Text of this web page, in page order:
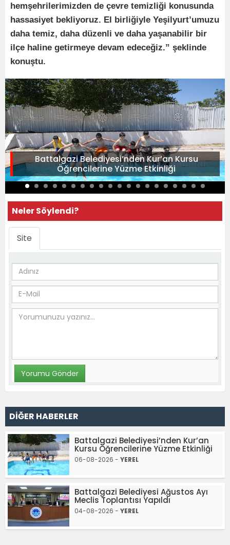
hemşehrilerimizden de çevre temizliği konusunda
hassasiyet bekliyoruz. El birliğiyle Yeşilyurt’umuzu
daha temiz, daha düzenli ve daha yaşanabilir bir
ilçe haline getirmeye devam edeceğiz.” şeklinde
konuştu.
Battalgazi Belediyesi’nden Kur’an Kursu
Öğrencilerine Yüzme Etkinliği
Neler Söylendi?
Site
DİĞER HABERLER
Battalgazi Belediyesi’nden Kur’an
Kursu Öğrencilerine Yüzme Etkinliği
06-08-2026 - YEREL
Battalgazi Belediyesi Ağustos Ayı
Meclis Toplantısı Yapıldı
04-08-2026 - YEREL